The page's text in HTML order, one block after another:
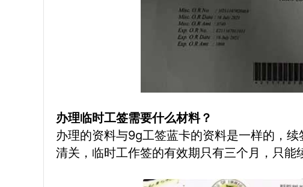
办理临时工签需要什么材料？
办理的资料与9g工签蓝卡的资料是一样的，
清关，临时工作签的有效期只有三个月，只能